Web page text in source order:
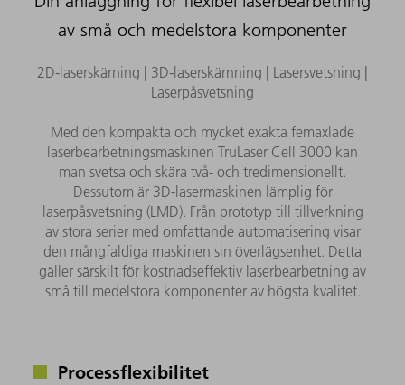
av små och medelstora komponenter
2D-laserskärning | 3D-laserskärnning | Lasersvetsning |
Laserpåsvetsning
Med den kompakta och mycket exakta femaxlade
laserbearbetningsmaskinen TruLaser Cell 3000 kan
man svetsa och skära två- och tredimensionellt.
Dessutom är 3D-lasermaskinen lämplig för
laserpåsvetsning (LMD). Från prototyp till tillverkning
av stora serier med omfattande automatisering visar
den mångfaldiga maskinen sin överlägsenhet. Detta
gäller särskilt för kostnadseffektiv laserbearbetning av
små till medelstora komponenter av högsta kvalitet.
Processflexibilitet